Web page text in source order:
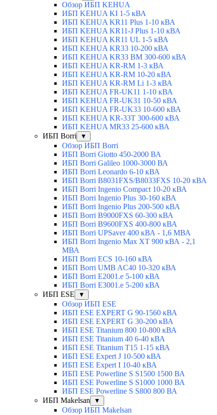
Обзор ИБП KEHUA
ИБП KEHUA KI 1-5 кВА
ИБП KEHUA KR11 Plus 1-10 кВА
ИБП KEHUA KR11-J Plus 1-10 кВА
ИБП KEHUA KR11 UL 1-5 кВА
ИБП KEHUA KR33 10-200 кВА
ИБП KEHUA KR33 BM 300-600 кВА
ИБП KEHUA KR-RM 1-3 кВА
ИБП KEHUA KR-RM 10-20 кВА
ИБП KEHUA KR-RM Li 1-3 кВА
ИБП KEHUA FR-UK11 1-10 кВА
ИБП KEHUA FR-UK31 10-50 кВА
ИБП KEHUA FR-UK33 10-600 кВА
ИБП KEHUA KR-33T 300-600 кВА
ИБП KEHUA MR33 25-600 кВА
ИБП Borri
▼
Обзор ИБП Borri
ИБП Borri Giotto 450-2000 ВА
ИБП Borri Galileo 1000-3000 ВА
ИБП Borri Leonardo 6-10 кВА
ИБП Borri B8031FXS/B8033FXS 10-20 кВА
ИБП Borri Ingenio Compact 10-20 кВА
ИБП Borri Ingenio Plus 30-160 кВА
ИБП Borri Ingenio Plus 200-500 кВА
ИБП Borri B9000FXS 60-300 кВА
ИБП Borri B9600FXS 400-800 кВА
ИБП Borri UPSaver 400 кВА - 1,6 МВА
ИБП Borri Ingenio Max XT 900 кВА - 2,1
МВА
ИБП Borri ECS 10-160 кВА
ИБП Borri UMB AC40 10-320 кВА
ИБП Borri E2001.e 5-100 кВА
ИБП Borri E3001.e 5-200 кВА
ИБП ESE
▼
Обзор ИБП ESE
ИБП ESE EXPERT G 90-1560 кВА
ИБП ESE EXPERT G 30-200 кВА
ИБП ESE Titanium 800 10-800 кВА
ИБП ESE Titanium 40 6-40 кВА
ИБП ESE Titanium T15 1-15 кВА
ИБП ESE Expert J 10-500 кВА
ИБП ESE Expert I 10-40 кВА
ИБП ESE Powerline S S1500 1500 ВА
ИБП ESE Powerline S S1000 1000 ВА
ИБП ESE Powerline S S800 800 ВА
ИБП Makelsan
▼
Обзор ИБП Makelsan